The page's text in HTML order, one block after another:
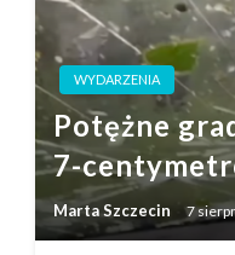
WYDARZENIA
Potężne
7-
Marta Szczecin 7